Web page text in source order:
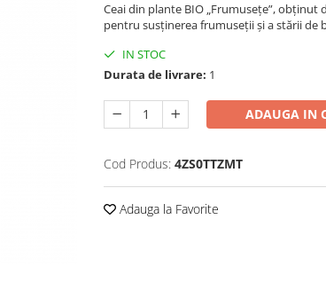
Ceai din plante BIO „Frumusețe”,
pentru susținerea frumuseții și a stării de
IN STOC
Durata de livrare: 1
ADAUGA IN
Cod Produs: 4ZS0TTZMT
Adauga la Favorite